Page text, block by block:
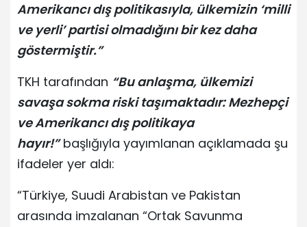
Amerikancı dış politikasıyla, ülkemizin ‘milli
ve yerli’ partisi olmadığını bir kez daha
göstermiştir.”
TKH tarafından “Bu anlaşma, ülkemizi
savaşa sokma riski taşımaktadır: Mezhepçi
ve Amerikancı dış politikaya
hayır!”başlığıyla yayımlanan açıklamada şu
ifadeler yer aldı:
“Türkiye, Suudi Arabistan ve Pakistan
arasında imzalanan “Ortak Savunma